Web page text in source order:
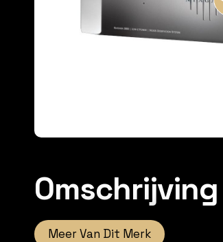
Omschrijving
Meer Van Dit Merk